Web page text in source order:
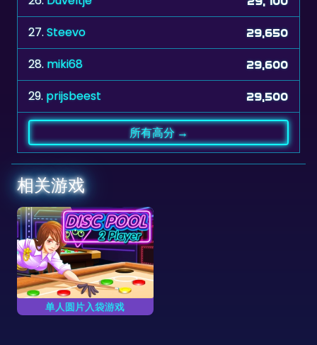
28. miki68 29,600
29. prijsbeest 29,500
相关游戏
单人圆片入袋游戏
试着将所有绿圆片弹入袋
中，但不要入袋红色圆